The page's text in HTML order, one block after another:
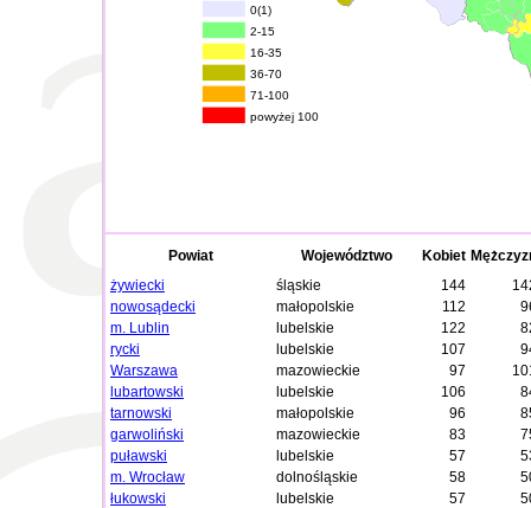
0(1)
2-15
16-35
36-70
71-100
powyżej 100
Powiat Województwo Kobiet
żywiecki
śląskie 144
nowosądecki
małopolskie 112
m. Lublin
lubelskie 122
rycki
lubelskie 107
Warszawa
mazowieckie 97
lubartowski
lubelskie 106
tarnowski
małopolskie 96
garwoliński
mazowieckie 83
puławski
lubelskie 57
m. Wrocław
dolnośląskie 58
łukowski
lubelskie 57